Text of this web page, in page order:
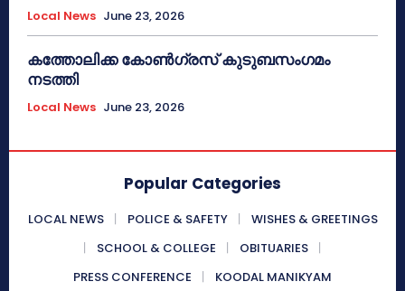
Local News June 23, 2026
കത്തോലിക്ക കോൺഗ്രസ് കുടുബസംഗമം
നടത്തി
Local News June 23, 2026
Popular Categories
LOCAL NEWS POLICE & SAFETY
WISHES & GREETINGS
SCHOOL & COLLEGE
OBITUARIES
PRESS CONFERENCE
KOODAL MANIKYAM